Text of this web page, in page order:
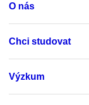
O nás
Chci studovat
Výzkum